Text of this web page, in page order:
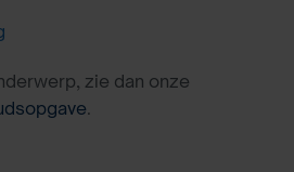
zie dan onze
.